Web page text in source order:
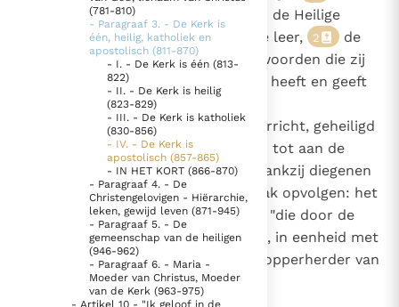
In Christus wordt onze honger vervuld
Leer de kostbare parel van Gods koninkrijk te
Gods Koninkrijk groeit stilletjes door liefde, niet door
De mystiek. De mystieke verschijnselen en de
Het Vaticaan publiceert een nieuwe Latijnse uitgave
van het Romeins martyrologium
Vaticaanse financiële waakhond verliest autonomie
Paus spreekt het Wereldvoedselprogramma toe
Paus Leo XIV in Pavia: "De stad is zowel een gave als
Paus in Pavia: St. Augustinus toont ons de noodzaak om
"naar het innerlijk" toe te keren.
(781-810)
- Paragraaf 3. - De Kerk is
één, heilig, katholiek en
apostolisch (811-870)
- I. - De Kerk is één (813-
822)
- II. - De Kerk is heilig
(823-829)
- III. - De Kerk is katholiek
(830-856)
- IV. - De Kerk is
apostolisch (857-865)
- IN HET KORT (866-870)
- Paragraaf 4. - De
Christengelovigen - Hiërarchie,
leken, gewijd leven (871-945)
- Paragraaf 5. - De
gemeenschap van de heiligen
(946-962)
- Paragraaf 6. - Maria -
Moeder van Christus, Moeder
van de Kerk (963-975)
zij bewaart met de hulp van de Heilige
Geest, die in haar woont, de leer, 2
de
geloofsschat, de heilzame woorden die zij
van de apostelen vernomen heeft en geeft
deze door;
zij wordt voortdurend onderricht, geheiligd
en geleid door de apostelen tot aan de
wederkomst van Christus dankzij diegenen
die hen in hun pastorale taak opvolgen: het
college van de bisschoppen "die door de
priesters bijgestaan worden, in eenheid met
de opvolger van Petrus, de opperherder van
de Kerk": 4